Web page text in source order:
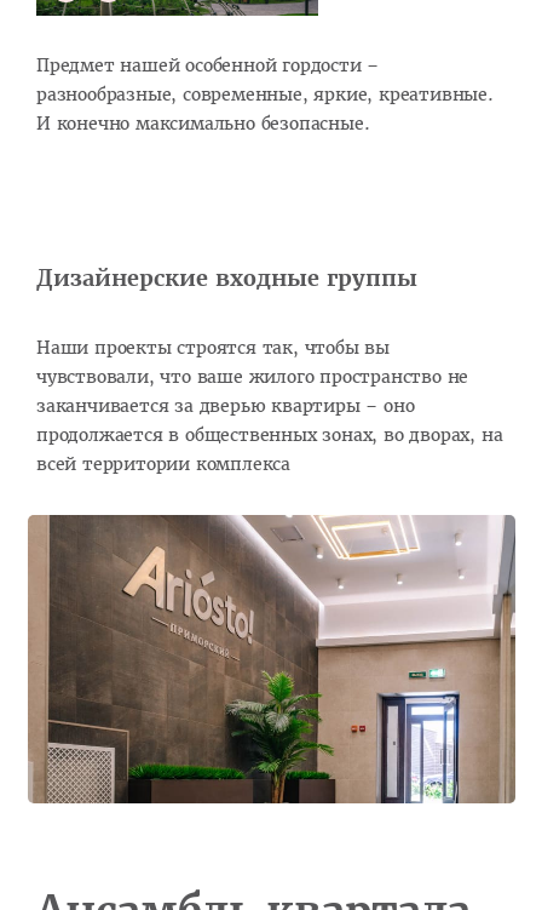
Предмет нашей особенной гордости –
разнообразные, современные, яркие, креативные.
И конечно максимально безопасные.
Дизайнерские входные группы
Наши проекты строятся так, чтобы вы
чувствовали, что ваше жилого пространство не
заканчивается за дверью квартиры – оно
продолжается в общественных зонах, во дворах, на
всей территории комплекса